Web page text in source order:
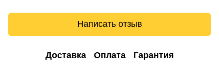
Написать отзыв
Доставка Оплата Гарантия